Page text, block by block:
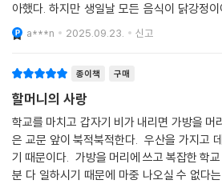
아했다. 하지만 생일날 모든 음식이 닭강정
그러던 어느 날, 김반찬이라는 아이가 정인이
주를 걸
a***n 2025.09.23. 신고
종이책 구매
할머니의 사랑
학교를 마치고 갑자기 비가 내리면 가방을
은 교문 앞이 북적북적한다. 우산을 가지고
기 때문이다. 가방을 머리에 쓰고 복잡한 학
분 다 일하시기 때문에 마중 나오실 수 없다